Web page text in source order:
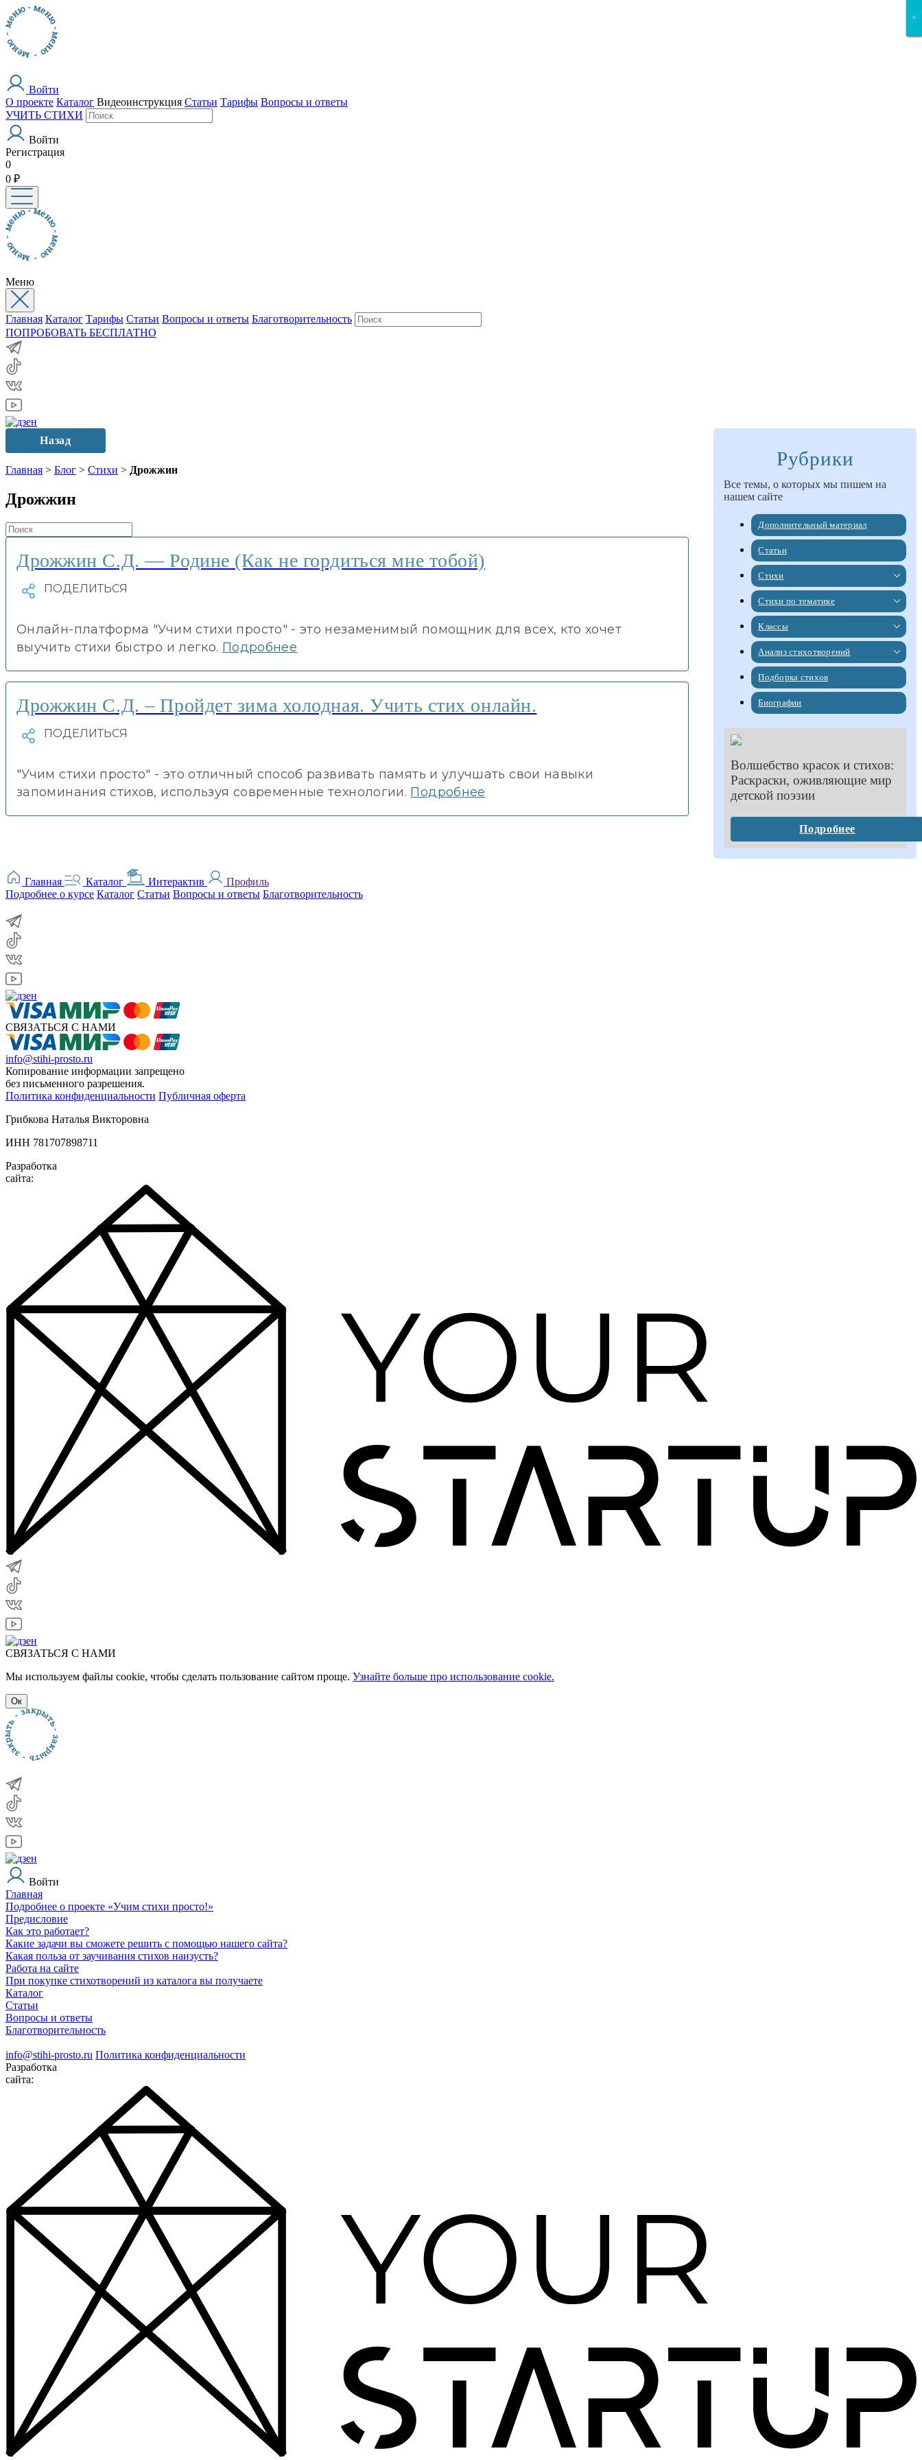
Войти
О проекте Каталог Видеоинструкция Статьи Тарифы Вопросы и ответы
УЧИТЬ СТИХИ
Войти
Регистрация
0
0 ₽
Меню
Главная Каталог Тарифы Статьи Вопросы и ответы Благотворительность
ПОПРОБОВАТЬ БЕСПЛАТНО
Назад
Главная > Блог > Стихи > Дрожжин
Дрожжин
Дрожжин С.Д. — Родине (Как не гордиться мне тобой)
Онлайн-платформа "Учим стихи просто" - это незаменимый помощник для всех, кто хочет
выучить стихи быстро и легко. Подробнее
Дрожжин С.Д. – Пройдет зима холодная. Учить стих онлайн.
"Учим стихи просто" - это отличный способ развивать память и улучшать свои навыки
запоминания стихов, используя современные технологии. Подробнее
Рубрики
Все темы, о которых мы пишем на
нашем сайте
Дополнительный материал
Статьи
Стихи
Стихи по тематике
Классы
Анализ стихотворений
Подборка стихов
Биографии
Волшебство красок и стихов:
Раскраски, оживляющие мир
детской поэзии
Подробнее
Главная Каталог Интерактив
Профиль
Подробнее о курсе Каталог Статьи Вопросы и ответы Благотворительность
СВЯЗАТЬСЯ С НАМИ
info@stihi-prosto.ru
Копирование информации запрещено
без письменного разрешения.
Политика конфиденциальности Публичная оферта
Грибкова Наталья Викторовна
ИНН 781707898711
Разработка
сайта:
СВЯЗАТЬСЯ С НАМИ
Мы используем файлы cookie, чтобы сделать пользование сайтом проще. Узнайте больше про использование cookie.
Ок
Войти
Главная
Подробнее о проекте «Учим стихи просто!»
Предисловие
Как это работает?
Какие задачи вы сможете решить с помощью нашего сайта?
Какая польза от заучивания стихов наизусть?
Работа на сайте
При покупке стихотворений из каталога вы получаете
Каталог
Статьи
Вопросы и ответы
Благотворительность
info@stihi-prosto.ru Политика конфиденциальности
Разработка
сайта:
×
×
×
×
×